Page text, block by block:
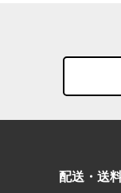
配送・送